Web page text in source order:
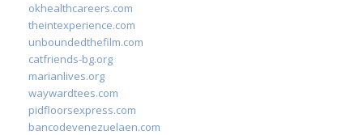
okhealthcareers.com
theintexperience.com
unboundedthefilm.com
catfriends-bg.org
marianlives.org
waywardtees.com
pidfloorsexpress.com
bancodevenezuelaen.com